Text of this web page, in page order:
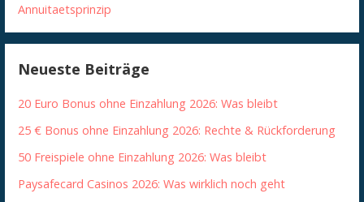
Annuitaetsprinzip
Neueste Beiträge
20 Euro Bonus ohne Einzahlung 2026: Was bleibt
25 € Bonus ohne Einzahlung 2026: Rechte & Rückforderung
50 Freispiele ohne Einzahlung 2026: Was bleibt
Paysafecard Casinos 2026: Was wirklich noch geht